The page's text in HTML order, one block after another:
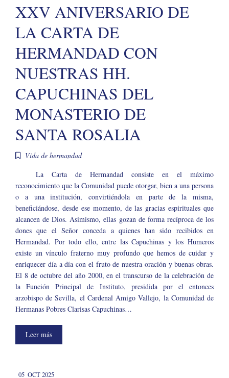
XXV ANIVERSARIO DE
LA CARTA DE
HERMANDAD CON
NUESTRAS HH.
CAPUCHINAS DEL
MONASTERIO DE
SANTA ROSALIA
Vida de hermandad
La Carta de Hermandad consiste en el máximo
reconocimiento que la Comunidad puede otorgar, bien a una persona
o a una institución, convirtiéndola en parte de la misma,
beneficiándose, desde ese momento, de las gracias espirituales que
alcancen de Dios. Asimismo, ellas gozan de forma recíproca de los
dones que el Señor conceda a quienes han sido recibidos en
Hermandad. Por todo ello, entre las Capuchinas y los Humeros
existe un vínculo fraterno muy profundo que hemos de cuidar y
enriquecer día a día con el fruto de nuestra oración y buenas obras.
El 8 de octubre del año 2000, en el transcurso de la celebración de
la Función Principal de Instituto, presidida por el entonces
arzobispo de Sevilla, el Cardenal Amigo Vallejo, la Comunidad de
Hermanas Pobres Clarisas Capuchinas…
Leer más
05 OCT 2025